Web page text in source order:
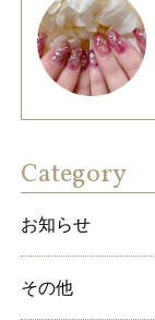
Category
お知らせ
その他